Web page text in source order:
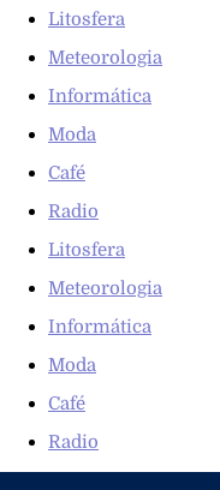
Litosfera
Meteorologia
Informática
Moda
Café
Radio
Litosfera
Meteorologia
Informática
Moda
Café
Radio